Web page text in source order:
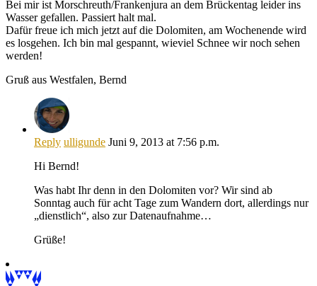
Bei mir ist Morschreuth/Frankenjura an dem Brückentag leider ins
Wasser gefallen. Passiert halt mal.
Dafür freue ich mich jetzt auf die Dolomiten, am Wochenende wird
es losgehen. Ich bin mal gespannt, wieviel Schnee wir noch sehen
werden!
Gruß aus Westfalen, Bernd
Reply ulligunde Juni 9, 2013 at 7:56 p.m.
Hi Bernd!
Was habt Ihr denn in den Dolomiten vor? Wir sind ab
Sonntag auch für acht Tage zum Wandern dort, allerdings nur
„dienstlich“, also zur Datenaufnahme…
Grüße!